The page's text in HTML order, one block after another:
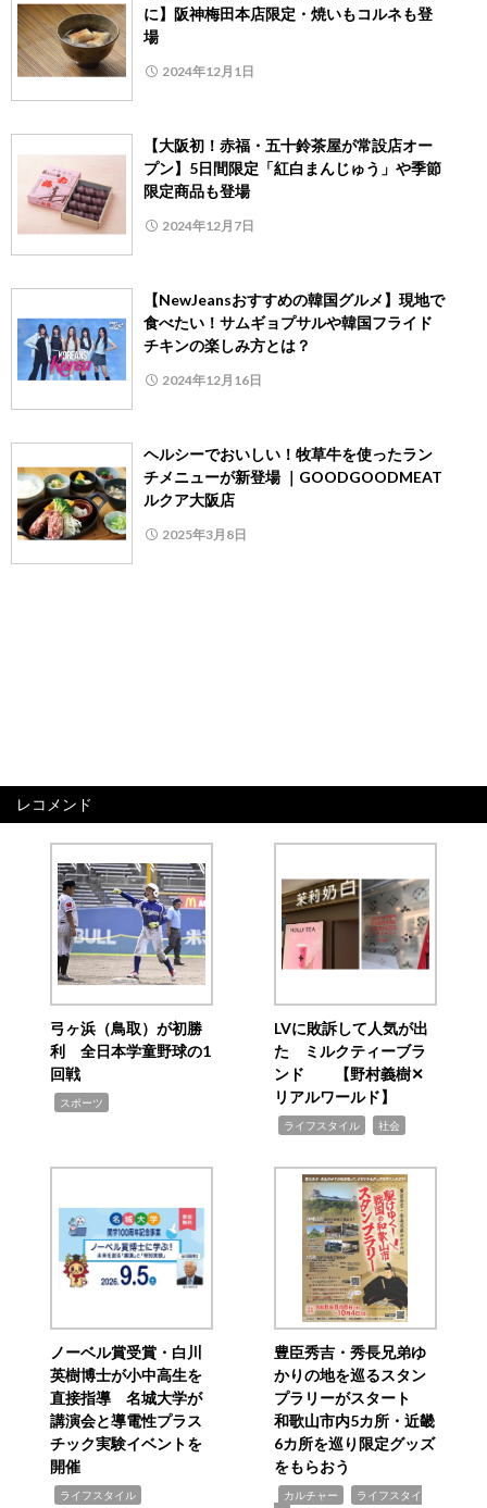
に】阪神梅田本店限定・焼いもコルネも登
場
2024年12月1日
【大阪初！赤福・五十鈴茶屋が常設店オー
プン】5日間限定「紅白まんじゅう」や季節
限定商品も登場
2024年12月7日
【NewJeansおすすめの韓国グルメ】現地で
食べたい！サムギョプサルや韓国フライド
チキンの楽しみ方とは？
2024年12月16日
ヘルシーでおいしい！牧草牛を使ったラン
チメニューが新登場 ｜GOODGOODMEAT
ルクア大阪店
2025年3月8日
レコメンド
弓ヶ浜（鳥取）が初勝
利 全日本学童野球の1
回戦
スポーツ
LVに敗訴して人気が出
た ミルクティーブラ
ンド 【野村義樹✕
リアルワールド】
ライフスタイル 社会
ノーベル賞受賞・白川
英樹博士が小中高生を
直接指導 名城大学が
講演会と導電性プラス
チック実験イベントを
開催
ライフスタイル
豊臣秀吉・秀長兄弟ゆ
かりの地を巡るスタン
プラリーがスタート
和歌山市内5カ所・近畿
6カ所を巡り限定グッズ
をもらおう
カルチャー
ライフスタイ